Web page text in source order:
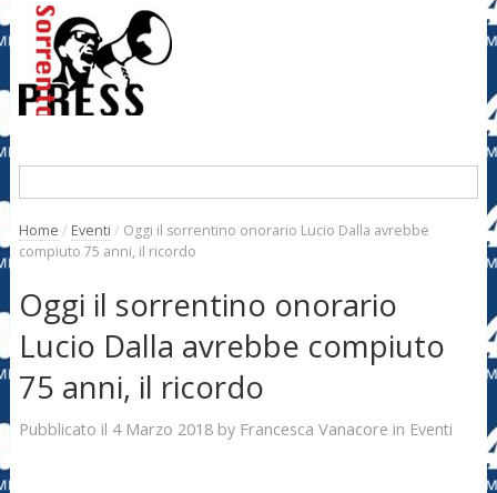
Home / Eventi / Oggi il sorrentino onorario Lucio Dalla avrebbe
compiuto 75 anni, il ricordo
Oggi il sorrentino onorario
Lucio Dalla avrebbe compiuto
75 anni, il ricordo
Pubblicato il 4 Marzo 2018by Francesca Vanacore in Eventi